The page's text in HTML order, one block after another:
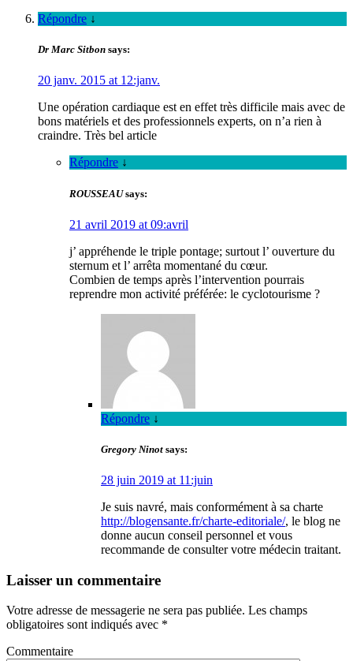
Répondre ↓
Dr Marc Sitbon says:
20 janv. 2015 at 12:janv.
Une opération cardiaque est en effet très difficile mais avec de
bons matériels et des professionnels experts, on n’a rien à
craindre. Très bel article
Répondre ↓
ROUSSEAU says:
21 avril 2019 at 09:avril
j’ appréhende le triple pontage; surtout l’ ouverture du
sternum et l’ arrêta momentané du cœur.
Combien de temps après l’intervention pourrais
reprendre mon activité préférée: le cyclotourisme ?
Répondre ↓
Gregory Ninot says:
28 juin 2019 at 11:juin
Je suis navré, mais conformément à sa charte
http://blogensante.fr/charte-editoriale/, le blog ne
donne aucun conseil personnel et vous
recommande de consulter votre médecin traitant.
Laisser un commentaire
Votre adresse de messagerie ne sera pas publiée. Les champs
obligatoires sont indiqués avec *
Commentaire